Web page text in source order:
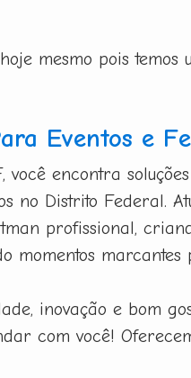
mesmo pois
Eventos e
você encontra
no Distrito Federal.
profissional,
momentos marcantes
inovação e bom
com você!